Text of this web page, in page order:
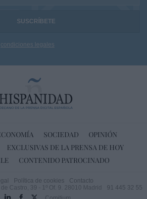
condiciones legales
SOCIEDAD
OPINIÓN
EXCLUSIVAS DE LA PRENSA DE HOY
CONTENIDO PATROCINADO
Política de cookies
Contacto
Castro, 39 - 1º Of. 9. 28010 Madrid
91 445 32 55